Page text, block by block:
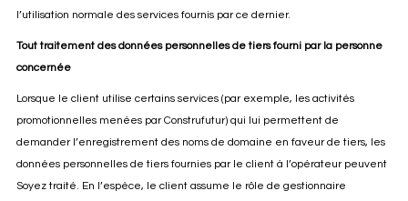
l’utilisation normale des services fournis par ce dernier.
Tout traitement des données personnelles de tiers fourni par la personne
concernée
Lorsque le client utilise certains services (par exemple, les activités
promotionnelles menées par Construfutur) qui lui permettent de
demander l’enregistrement des noms de domaine en faveur de tiers, les
données personnelles de tiers fournies par le client à l’opérateur peuvent
Soyez traité. En l’espèce, le client assume le rôle de gestionnaire